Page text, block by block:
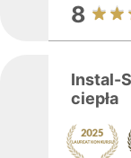
8
Instal-
ciepła